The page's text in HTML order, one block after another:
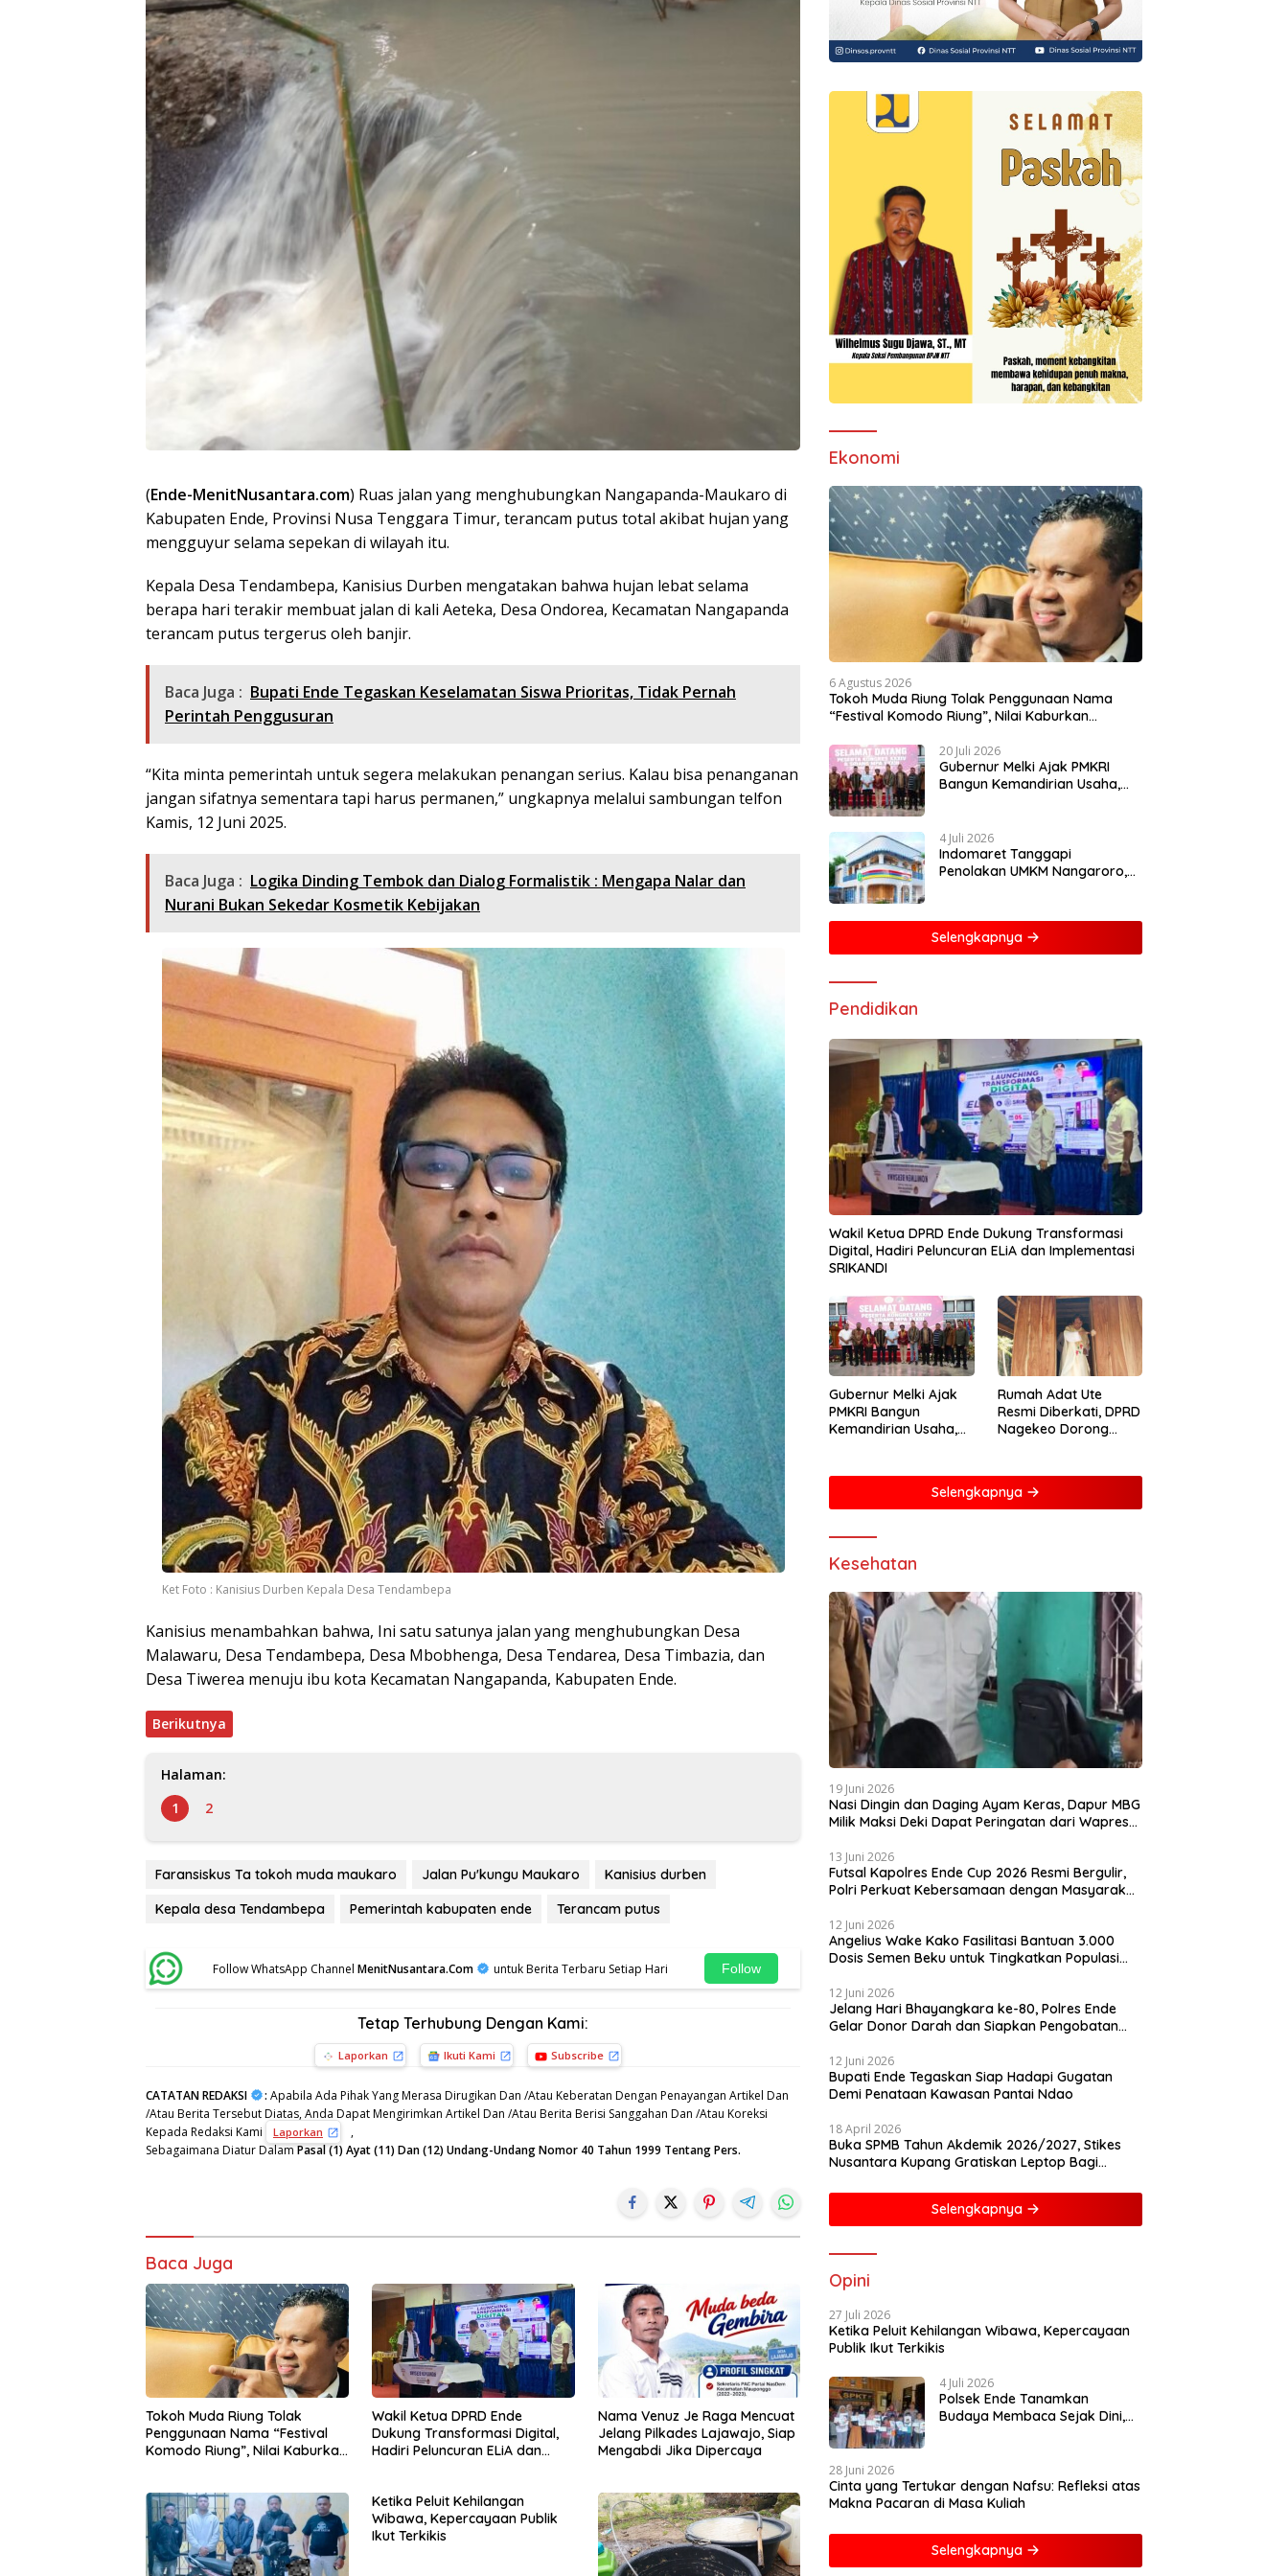
(Ende-MenitNusantara.com) Ruas jalan yang menghubungkan Nangapanda-Maukaro di
Kabupaten Ende, Provinsi Nusa Tenggara Timur, terancam putus total akibat hujan yang
mengguyur selama sepekan di wilayah itu.
Kepala Desa Tendambepa, Kanisius Durben mengatakan bahwa hujan lebat selama
berapa hari terakir membuat jalan di kali Aeteka, Desa Ondorea, Kecamatan Nangapanda
terancam putus tergerus oleh banjir.
Baca Juga : Bupati Ende Tegaskan Keselamatan Siswa Prioritas, Tidak Pernah
Perintah Penggusuran
“Kita minta pemerintah untuk segera melakukan penangan serius. Kalau bisa penanganan
jangan sifatnya sementara tapi harus permanen,” ungkapnya melalui sambungan telfon
Kamis, 12 Juni 2025.
Baca Juga : Logika Dinding Tembok dan Dialog Formalistik : Mengapa Nalar dan
Nurani Bukan Sekedar Kosmetik Kebijakan
Ket Foto : Kanisius Durben Kepala Desa Tendambepa
Kanisius menambahkan bahwa, Ini satu satunya jalan yang menghubungkan Desa
Malawaru, Desa Tendambepa, Desa Mbobhenga, Desa Tendarea, Desa Timbazia, dan
Desa Tiwerea menuju ibu kota Kecamatan Nangapanda, Kabupaten Ende.
Berikutnya
Halaman:
1
2
Faransiskus Ta tokoh muda maukaro Jalan Pu'kungu Maukaro
Kanisius durben
Kepala desa Tendambepa
Pemerintah kabupaten ende Terancam putus
Follow WhatsApp Channel MenitNusantara.Com untuk Berita Terbaru Setiap Hari Follow
Tetap Terhubung Dengan Kami:
Laporkan Ikuti Kami Subscribe
CATATAN REDAKSI : Apabila Ada Pihak Yang Merasa Dirugikan Dan /Atau Keberatan Dengan Penayangan Artikel Dan
/Atau Berita Tersebut Diatas, Anda Dapat Mengirimkan Artikel Dan /Atau Berita Berisi Sanggahan Dan /Atau Koreksi
Kepada Redaksi Kami
Laporkan
,
Sebagaimana Diatur DalamPasal (1) Ayat (11) Dan (12) Undang-Undang Nomor 40 Tahun 1999 Tentang Pers.
Baca Juga
Tokoh Muda Riung Tolak
Penggunaan Nama “Festival
Komodo Riung”, Nilai Kaburkan
Wakil Ketua DPRD Ende
Dukung Transformasi Digital,
Hadiri Peluncuran ELiA dan
Nama Venuz Je Raga Mencuat
Jelang Pilkades Lajawajo, Siap
Mengabdi Jika Dipercaya
Ketika Peluit Kehilangan
Wibawa, Kepercayaan Publik
Ikut Terkikis
Ekonomi
6 Agustus 2026
Tokoh Muda Riung Tolak Penggunaan Nama
“Festival Komodo Riung”, Nilai Kaburkan
20 Juli 2026
Gubernur Melki Ajak PMKRI
Bangun Kemandirian Usaha,
4 Juli 2026
Indomaret Tanggapi
Penolakan UMKM Nangaroro,
Selengkapnya
Pendidikan
Wakil Ketua DPRD Ende Dukung Transformasi
Digital, Hadiri Peluncuran ELiA dan Implementasi
SRIKANDI
Gubernur Melki Ajak
PMKRI Bangun
Kemandirian Usaha,
Saing
Rumah Adat Ute
Resmi Diberkati, DPRD
Nagekeo Dorong
Selengkapnya
Kesehatan
19 Juni 2026
Nasi Dingin dan Daging Ayam Keras, Dapur MBG
Milik Maksi Deki Dapat Peringatan dari Wapres
13 Juni 2026
Futsal Kapolres Ende Cup 2026 Resmi Bergulir,
Polri Perkuat Kebersamaan dengan Masyarakat
12 Juni 2026
Angelius Wake Kako Fasilitasi Bantuan 3.000
Dosis Semen Beku untuk Tingkatkan Populasi
12 Juni 2026
Jelang Hari Bhayangkara ke-80, Polres Ende
Gelar Donor Darah dan Siapkan Pengobatan
12 Juni 2026
Bupati Ende Tegaskan Siap Hadapi Gugatan
Demi Penataan Kawasan Pantai Ndao
18 April 2026
Buka SPMB Tahun Akdemik 2026/2027, Stikes
Nusantara Kupang Gratiskan Leptop Bagi
Selengkapnya
Opini
27 Juli 2026
Ketika Peluit Kehilangan Wibawa, Kepercayaan
Publik Ikut Terkikis
4 Juli 2026
Polsek Ende Tanamkan
Budaya Membaca Sejak Dini,
28 Juni 2026
Cinta yang Tertukar dengan Nafsu: Refleksi atas
Makna Pacaran di Masa Kuliah
Selengkapnya